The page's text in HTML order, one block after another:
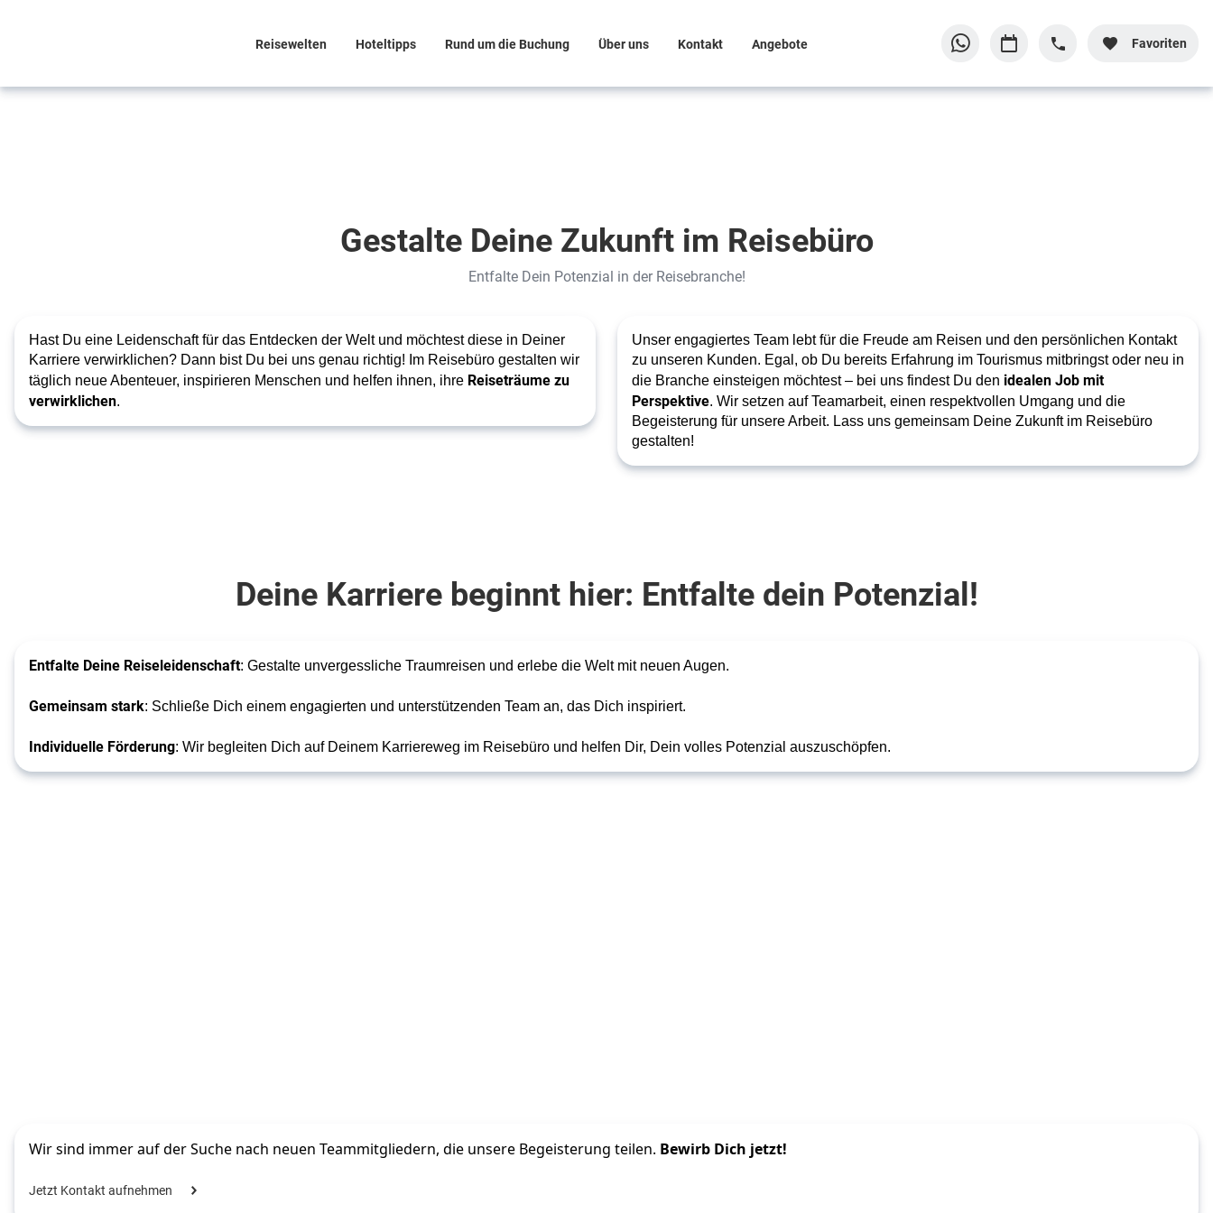
Reisewelten Hoteltipps Rund um die Buchung Über uns Kontakt Angebote Favoriten
einer
Branche,
die
Gestalte Deine Zukunft im Reisebüro
Entfalte Dein Potenzial in der Reisebranche!
Hast Du eine Leidenschaft für das Entdecken der Welt und möchtest diese in Deiner
Karriere verwirklichen? Dann bist Du bei uns genau richtig! Im Reisebüro gestalten wir
täglich neue Abenteuer, inspirieren Menschen und helfen ihnen, ihre Reiseträume zu
verwirklichen.
Unser engagiertes Team lebt für die Freude am Reisen und den persönlichen Kontakt
zu unseren Kunden. Egal, ob Du bereits Erfahrung im Tourismus mitbringst oder neu in
die Branche einsteigen möchtest – bei uns findest Du den idealen Job mit
Perspektive. Wir setzen auf Teamarbeit, einen respektvollen Umgang und die
Begeisterung für unsere Arbeit. Lass uns gemeinsam Deine Zukunft im Reisebüro
gestalten!
Deine Karriere beginnt hier: Entfalte dein Potenzial!
Entfalte Deine Reiseleidenschaft: Gestalte unvergessliche Traumreisen und erlebe die Welt mit neuen Augen.
Gemeinsam stark: Schließe Dich einem engagierten und unterstützenden Team an, das Dich inspiriert.
Individuelle Förderung: Wir begleiten Dich auf Deinem Karriereweg im Reisebüro und helfen Dir, Dein volles Potenzial auszuschöpfen.
Wir sind immer auf der Suche nach neuen Teammitgliedern, die unsere Begeisterung teilen. Bewirb Dich jetzt!
Jetzt Kontakt aufnehmen